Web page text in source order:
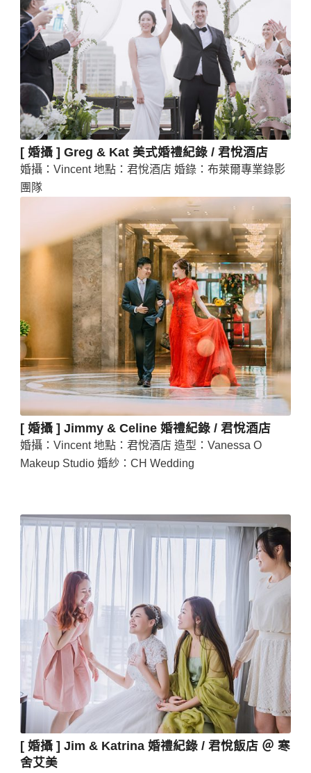
[ 婚攝 ] Greg & Kat 美式婚禮紀錄 / 君悅酒店
婚攝：Vincent 地點：君悅酒店 婚錄：布萊爾專業錄影
團隊
[ 婚攝 ] Jimmy & Celine 婚禮紀錄 / 君悅酒店
婚攝：Vincent 地點：君悅酒店 造型：Vanessa O
Makeup Studio 婚紗：CH Wedding
[ 婚攝 ] Jim & Katrina 婚禮紀錄 / 君悅飯店 ＠ 寒
舍艾美